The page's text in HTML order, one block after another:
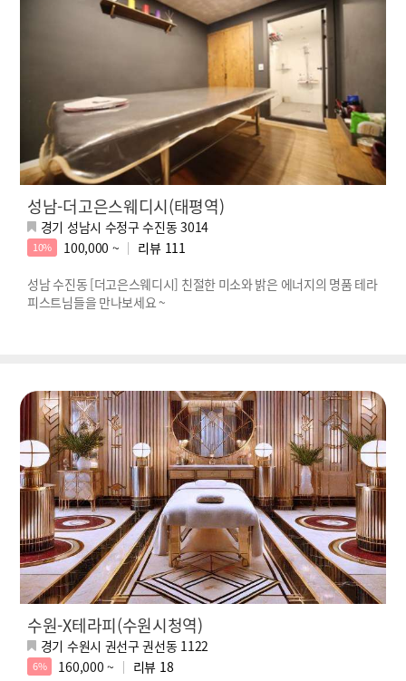
성남-더고은스웨디시(태평역)
경기 성남시 수정구 수진동 3014
10% 100,000 ~ 리뷰 111
성남 수진동 [더고은스웨디시] 친절한 미소와 밝은 에너지의 명품 테라
피스트님들을 만나보세요 ~
수원-X테라피(수원시청역)
경기 수원시 권선구 권선동 1122
6% 160,000 ~ 리뷰 18